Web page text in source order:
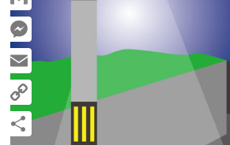
Gmail
Messenger
Email
Copy